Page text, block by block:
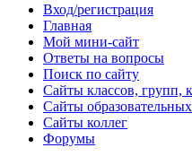
Вход/регистрация
Главная
Мой мини-сайт
Ответы на вопросы
Поиск по сайту
Сайты классов, групп,
Сайты
Сайты коллег
Форумы